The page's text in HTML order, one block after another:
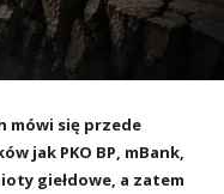
mówi się przede
jak PKO BP, mBank,
giełdowe, a zatem